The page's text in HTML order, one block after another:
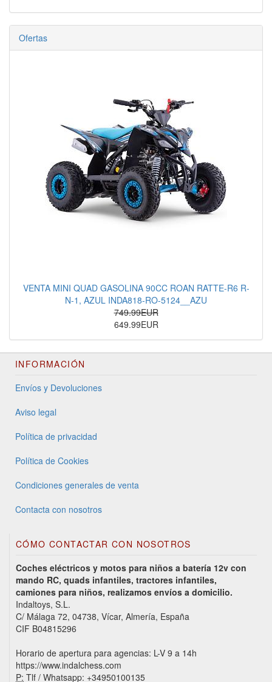
Ofertas
VENTA MINI QUAD GASOLINA 90CC ROAN RATTE-R6 R-
N-1, AZUL INDA818-RO-5124__AZU
749.99EUR
649.99EUR
INFORMACIÓN
Envíos y Devoluciones
Aviso legal
Política de privacidad
Política de Cookies
Condiciones generales de venta
Contacta con nosotros
CÓMO CONTACTAR CON NOSOTROS
Coches eléctricos y motos para niños a batería 12v con
mando RC, quads infantiles, tractores infantiles,
camiones para niños, realizamos envíos a domicilio.
Indaltoys, S.L.
C/ Málaga 72, 04738, Vícar, Almería, España
CIF B04815296
Horario de apertura para agencias: L-V 9 a 14h
https://www.indalchess.com
P: Tlf / Whatsapp: +34950100135